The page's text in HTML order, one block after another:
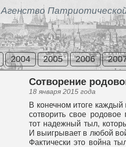
Агенство
2004 2005 2006
Сотворение
18 января 2015 года
В конечном итоге каждый
сотворить свое
тот надежный тыл,
И выигрывает в любой
Фактически это война